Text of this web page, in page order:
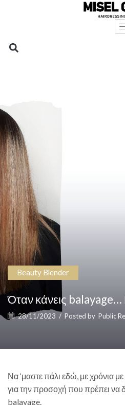
Beauty Blender
Όταν κάνεις
28/11/2023 / Posted by Public
Να ‘μαστε πάλι εδώ, με χρόνια
για την προσοχή που πρέπει να
balayage.